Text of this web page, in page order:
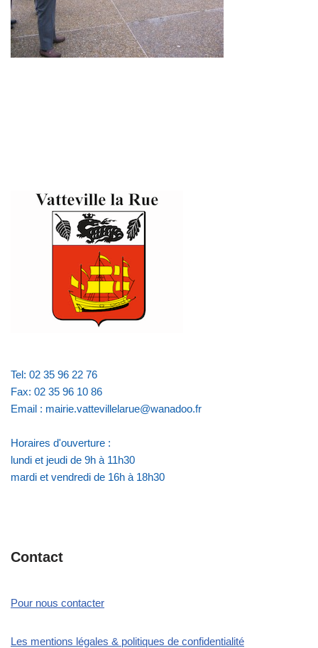
Tel: 02 35 96 22 76
Fax: 02 35 96 10 86
Email : mairie.vattevillelarue@wanadoo.fr
Horaires d'ouverture :
lundi et jeudi de 9h à 11h30
mardi et vendredi de 16h à 18h30
Contact
Pour nous contacter
Les mentions légales & politiques de confidentialité